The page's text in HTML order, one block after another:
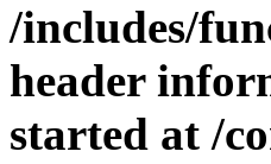
/includes/
header
started at /